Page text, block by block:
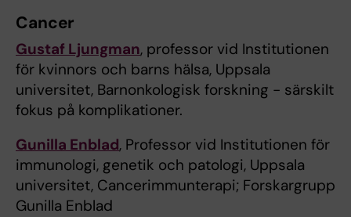
Cancer
Gustaf Ljungman, professor vid Institutionen
för kvinnors och barns hälsa, Uppsala
universitet, Barnonkologisk forskning - särskilt
fokus på komplikationer.
Gunilla Enblad, Professor vid Institutionen för
immunologi, genetik och patologi, Uppsala
universitet, Cancerimmunterapi; Forskargrupp
Gunilla Enblad